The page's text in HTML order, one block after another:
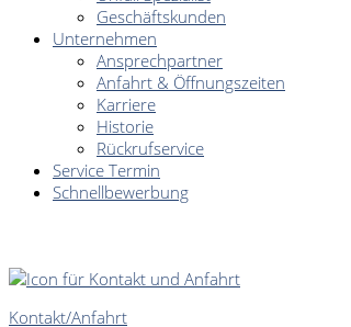
Geschäftskunden
Unternehmen
Ansprechpartner
Anfahrt & Öffnungszeiten
Karriere
Historie
Rückrufservice
Service Termin
Schnellbewerbung
Kontakt/Anfahrt